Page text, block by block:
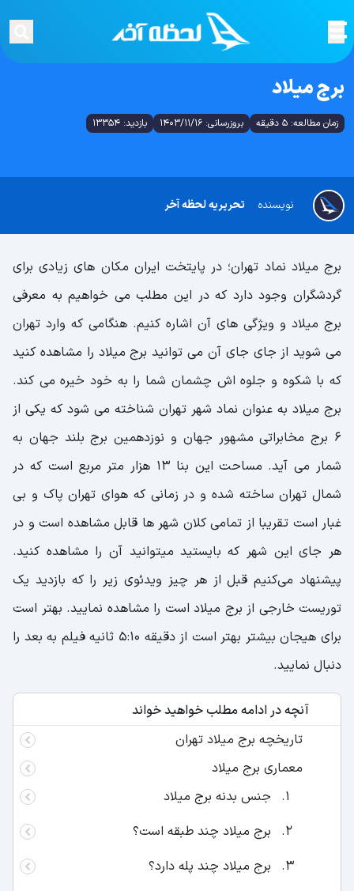
برج میلاد
زمان مطالعه: 5 دقیقه بروزرسانی: 1403/11/16 بازدید: 13354
تحریریه لحظه آخر نویسنده
برج میلاد نماد تهران؛ در پایتخت ایران مکان های زیادی برای
گردشگران وجود دارد که در این مطلب می خواهیم به معرفی
برج میلاد و ویژگی های آن اشاره کنیم. هنگامی که وارد تهران
می شوید از جای جای آن می توانید برج میلاد را مشاهده کنید
که با شکوه و جلوه اش چشمان شما را به خود خیره می کند.
برج میلاد به عنوان نماد شهر تهران شناخته می شود که یکی از
6 برج مخابراتی مشهور جهان و نوزدهمین برج بلند جهان به
شمار می آید. مساحت این بنا 13 هزار متر مربع است که در
شمال تهران ساخته شده و در زمانی که هوای تهران پاک و بی
غبار است تقریبا از تمامی کلان شهر ها قابل مشاهده است و در
هر جای این شهر که بایستید میتوانید آن را مشاهده کنید.
پیشنهاد می‌کنیم قبل از هر چیز ویدئوی زیر را که بازدید یک
توریست خارجی از برج میلاد است را مشاهده نمایید. بهتر است
برای هیجان بیشتر بهتر است از دقیقه 5:10 ثانیه فیلم به بعد را
دنبال نمایید.
آنچه در ادامه مطلب خواهید خواند
تاریخچه برج میلاد تهران
معماری برج میلاد
جنس بدنه برج میلاد
برج میلاد چند طبقه است؟
برج میلاد چند پله دارد؟